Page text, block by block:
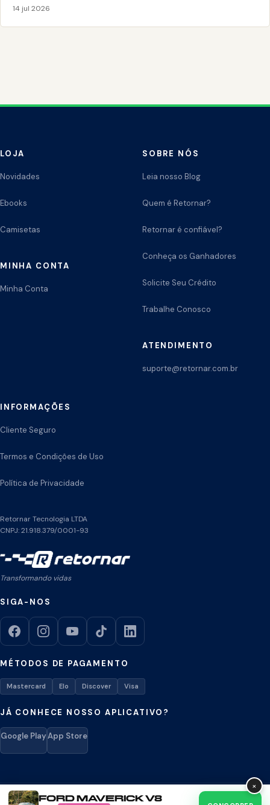
14 jul 2026
×
FORD MAVERICK V8
LOJA
Novidades
Ebooks
Camisetas
MINHA CONTA
Minha Conta
SOBRE NÓS
Leia nosso Blog
Quem é Retornar?
Retornar é confiável?
Conheça os Ganhadores
Solicite Seu Crédito
Trabalhe Conosco
ATENDIMENTO
suporte@retornar.com.br
INFORMAÇÕES
Cliente Seguro
Termos e Condições de Uso
Política de Privacidade
Retornar Tecnologia LTDA
CNPJ: 21.918.379/0001-93
Transformando vidas
SIGA-NOS
MÉTODOS DE PAGAMENTO
Mastercard Elo Discover Visa
JÁ CONHECE NOSSO APLICATIVO?
Google PlayApp Store